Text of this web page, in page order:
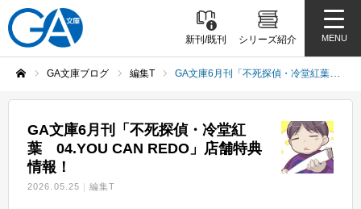
新刊/既刊 シリーズ紹介 MENU
GA文庫ブログ 編集T GA文庫6月刊「不死探偵・冷堂紅葉 04.YOU CAN REDO」店舗特典情報！
GA文庫6月刊「不死探偵・冷堂紅
葉 04.YOU CAN REDO」店舗特典
情報！
2026.05.25 編集T